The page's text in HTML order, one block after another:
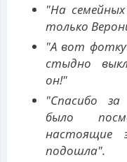
"На
только
"А вот
стыдно
он!"
"Спасибо
было
настоящие
подошла".